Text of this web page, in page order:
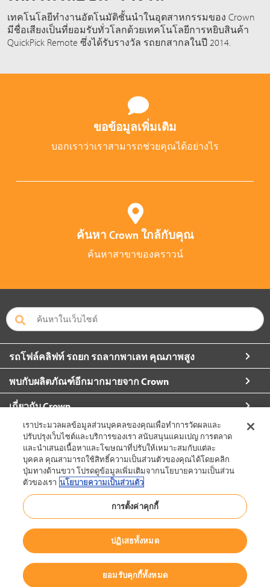
เทคโนโลยีทำงานอัตโนมัติชั้นนำในอุตสาหกรรมของ Crown
มีชื่อเสียงเป็นที่ยอมรับทั่วโลกด้วยเทคโนโลยีการหยิบสินค้า
QuickPick Remote ซึ่งได้รับรางวัล รถยกสากลในปี 2014.
ขอข้อมูลเพิ่มเติม
บอกเราว่าเราสามารถช่วยคุณได้อย่างไร
ค้นหา Crown ใกล้กับคุณ
ค้นหาสาขาของคราวน์
รถโฟล์คลิฟท์ รถยก รถลากพาเลท คุณภาพสูง
พบกับผลิตภัณฑ์อีกมากมายจาก Crown
เกี่ยวกับ Crown
ขอข้อมูลเพิ่มเติม
ประเทศไทย (เปลี่ยน)
กลับไปด้านบน
© 2002-2026 Crown Equipment Corporation
นโยบายทางกฎหมาย
นโยบายการใช้ข้อมูล
นโยบายการคุ้มครองการ
แจ้ง เบาะแสและผู้แจ้งเบาะแส
เราประมวลผลข้อมูลส่วนบุคคลของคุณเพื่อทำการวัดผลและ
ปรับปรุงเว็บไซต์และบริการของเรา สนับสนุนแคมเปญ การตลาด
และนำเสนอเนื้อหาและโฆษณาที่ปรับให้เหมาะสมกับแต่ละ
บุคคล คุณสามารถใช้สิทธิ์ความเป็นส่วนตัวของคุณได้โดยคลิก
ปุ่มทางด้านขวา โปรดดูข้อมูลเพิ่มเติมจากนโยบายความเป็นส่วน
ตัวของเรา นโยบายความเป็นส่วนตัว
การตั้งค่าคุกกี้
ปฏิเสธทั้งหมด
ยอมรับคุกกี้ทั้งหมด